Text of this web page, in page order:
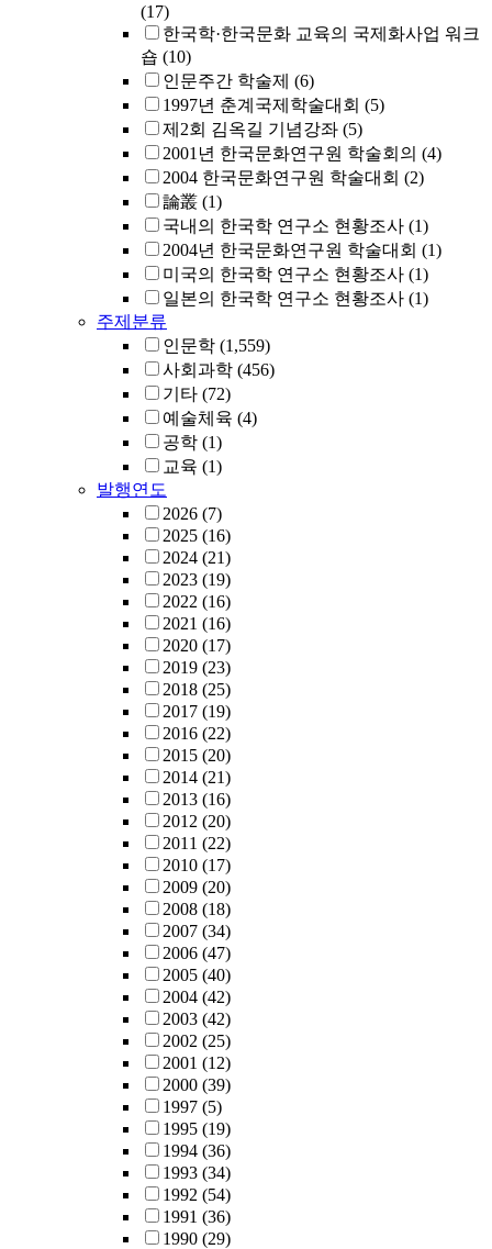
(17)
한국학·한국문화 교육의 국제화사업 워크
숍 (10)
인문주간 학술제 (6)
1997년 춘계국제학술대회 (5)
제2회 김옥길 기념강좌 (5)
2001년 한국문화연구원 학술회의 (4)
2004 한국문화연구원 학술대회 (2)
論叢 (1)
국내의 한국학 연구소 현황조사 (1)
2004년 한국문화연구원 학술대회 (1)
미국의 한국학 연구소 현황조사 (1)
일본의 한국학 연구소 현황조사 (1)
주제분류
인문학 (1,559)
사회과학 (456)
기타 (72)
예술체육 (4)
공학 (1)
교육 (1)
발행연도
2026 (7)
2025 (16)
2024 (21)
2023 (19)
2022 (16)
2021 (16)
2020 (17)
2019 (23)
2018 (25)
2017 (19)
2016 (22)
2015 (20)
2014 (21)
2013 (16)
2012 (20)
2011 (22)
2010 (17)
2009 (20)
2008 (18)
2007 (34)
2006 (47)
2005 (40)
2004 (42)
2003 (42)
2002 (25)
2001 (12)
2000 (39)
1997 (5)
1995 (19)
1994 (36)
1993 (34)
1992 (54)
1991 (36)
1990 (29)